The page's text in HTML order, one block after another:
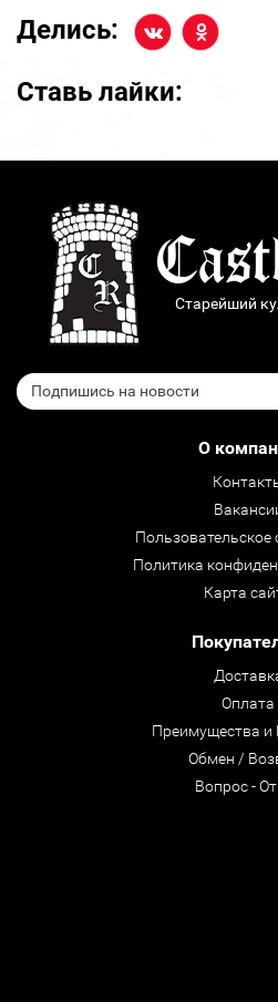
Делись:
Ставь лайки:
Старейший
О
Пользовательское
Политика
Карта
Оплата
Преимущества и
Обмен /
Вопрос -